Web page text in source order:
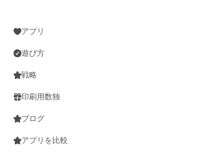
アプリ
遊び方
戦略
印刷用数独
ブログ
アプリを比較